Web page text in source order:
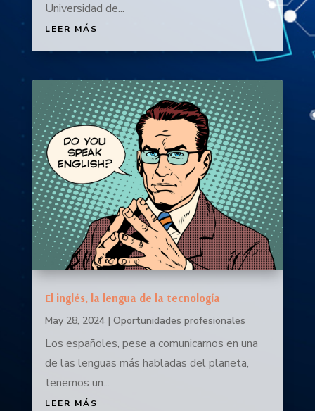
Universidad de...
LEER MÁS
El inglés, la lengua de la tecnología
May 28, 2024| Oportunidades profesionales
Los españoles, pese a comunicarnos en una
de las lenguas más habladas del planeta,
tenemos un...
LEER MÁS